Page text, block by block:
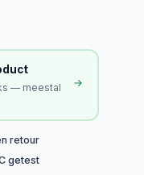
— meestal
retour
getest